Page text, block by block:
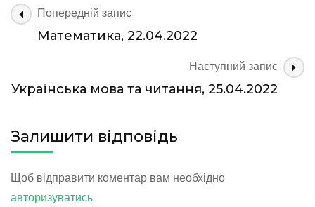
Навігація
по
Попередній запис
Математика, 22.04.2022
Наступний запис
Українська мова та читання, 25.04.2022
Залишити відповідь
Щоб відправити коментар вам необхідно
авторизуватись.